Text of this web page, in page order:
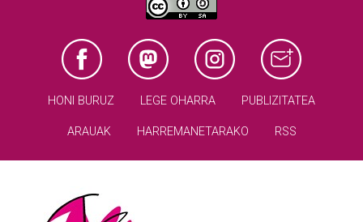
HONI BURUZ LEGE OHARRA PUBLIZITATEA
ARAUAK HARREMANETARAKO RSS